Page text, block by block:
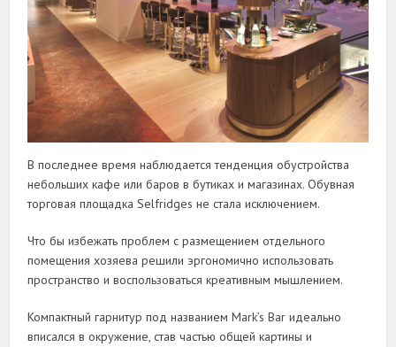
В последнее время наблюдается тенденция обустройства
небольших кафе или баров в бутиках и магазинах. Обувная
торговая площадка Selfridges не стала исключением.
Что бы избежать проблем с размещением отдельного
помещения хозяева решили эргономично использовать
пространство и воспользоваться креативным мышлением.
Компактный гарнитур под названием Mark’s Bar идеально
вписался в окружение, став частью общей картины и